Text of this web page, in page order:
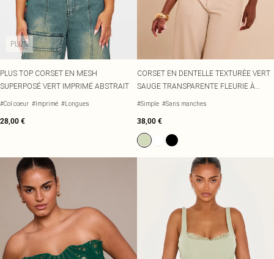
Jean et joli top
Tenues de soirée
Essentiels du quotidien
Fête de jardin
Du jour à la nuit
Invitée de mariage
Tenues pour l'aéroport
Tenues de concert
Robes vertes
Robes rouges
Robes violettes
Robes bleues
Robes roses
Robes jaunes
Accessoires cheveux
BIJOUX
Bijoux
Bijoux dorés
Bijoux argentés
Boucles d'oreilles
Colliers
Bagues
PLUS
PLUS TOP CORSET EN MESH
SUPERPOSÉ VERT IMPRIMÉ ABSTRAIT
#Col coeur #Imprimé #Longues
28,00 €
CORSET EN DENTELLE TEXTURÉE VERT
SAUGE TRANSPARENTE FLEURIE À
BRETELLES FINES
#Simple #Sans manches
38,00 €